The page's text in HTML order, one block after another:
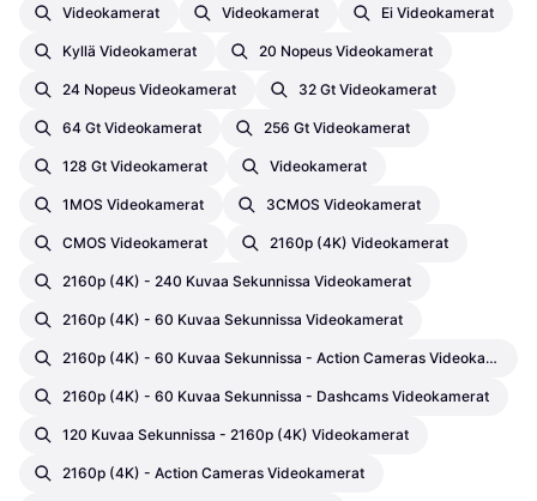
Videokamerat Videokamerat Ei Videokamerat
Kyllä Videokamerat 20 Nopeus Videokamerat
24 Nopeus Videokamerat 32 Gt Videokamerat
64 Gt Videokamerat 256 Gt Videokamerat
128 Gt Videokamerat Videokamerat
1MOS Videokamerat 3CMOS Videokamerat
CMOS Videokamerat 2160p (4K) Videokamerat
2160p (4K) - 240 Kuvaa Sekunnissa Videokamerat
2160p (4K) - 60 Kuvaa Sekunnissa Videokamerat
2160p (4K) - 60 Kuvaa Sekunnissa - Action Cameras Videokamerat
2160p (4K) - 60 Kuvaa Sekunnissa - Dashcams Videokamerat
120 Kuvaa Sekunnissa - 2160p (4K) Videokamerat
2160p (4K) - Action Cameras Videokamerat